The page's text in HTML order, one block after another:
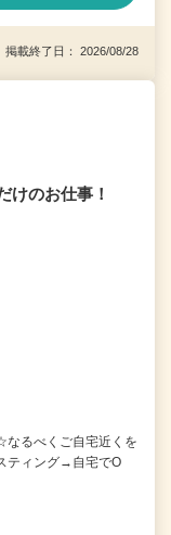
載終了日： 2026/08/28
のお仕事！
るべくご自宅近くを
ティング→自宅でO